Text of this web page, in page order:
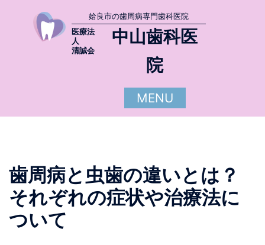
姶良市の歯周病専門歯科医院
医療法
人
清誠会
中山歯科医
院
MENU
歯周病と虫歯の違いとは？
それぞれの症状や治療法に
ついて